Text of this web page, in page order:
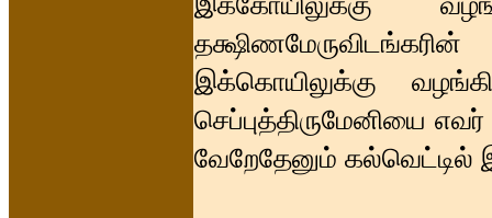
இக்கொயிலுக்கு
செப்புத்திருமேனியை
வேறேதேனும் கல்வெட்டில்